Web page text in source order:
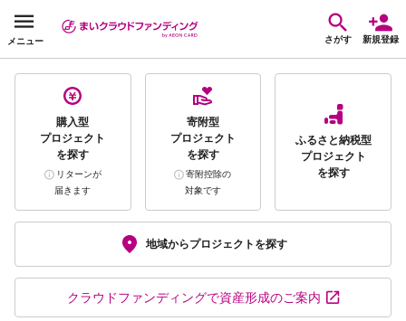
メニュー さがす 新規登録
購入型
プロジェクト
を探す
リターンが
届きます
寄附型
プロジェクト
を探す
寄附控除の
対象です
ふるさと納税型
プロジェクト
を探す
地域からプロジェクトを探す
クラウドファンディングで資産形成のご案内